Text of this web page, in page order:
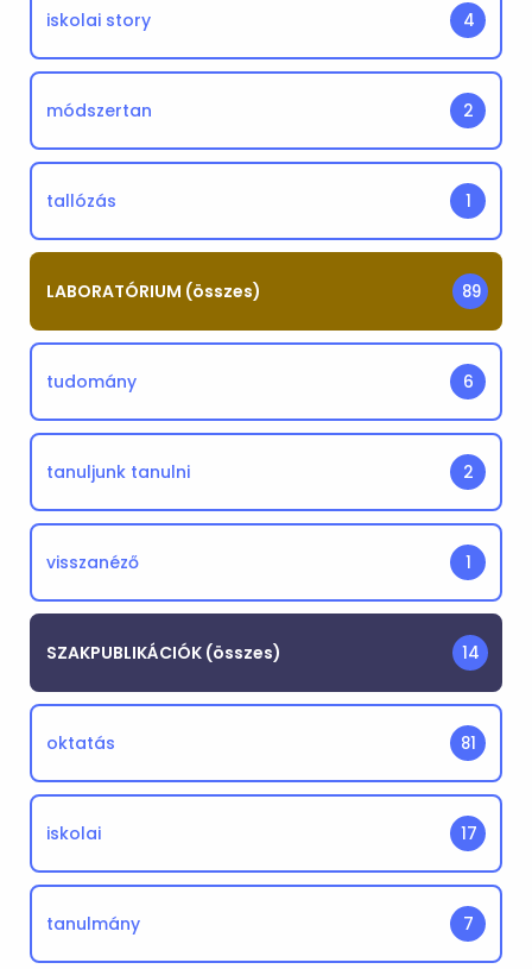
iskolai story 4
módszertan 2
tallózás 1
LABORATÓRIUM (összes) 89
tudomány 6
tanuljunk tanulni 2
visszanéző 1
SZAKPUBLIKÁCIÓK (összes) 14
oktatás 81
iskolai 17
tanulmány 7